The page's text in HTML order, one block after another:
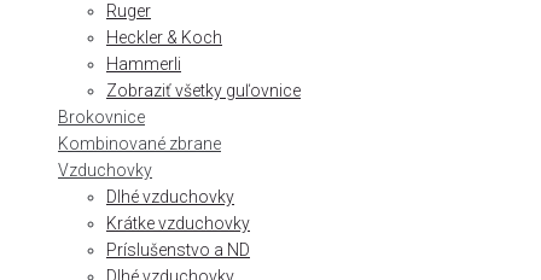
Ruger
Heckler & Koch
Hammerli
Zobraziť všetky guľovnice
Brokovnice
Kombinované zbrane
Vzduchovky
Dlhé vzduchovky
Krátke vzduchovky
Príslušenstvo a ND